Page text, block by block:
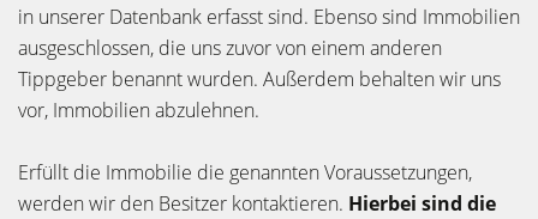
in unserer Datenbank erfasst sind. Ebenso sind Immobilien
ausgeschlossen, die uns zuvor von einem anderen
Tippgeber benannt wurden. Außerdem behalten wir uns
vor, Immobilien abzulehnen.
Erfüllt die Immobilie die genannten Voraussetzungen,
werden wir den Besitzer kontaktieren. Hierbei sind die